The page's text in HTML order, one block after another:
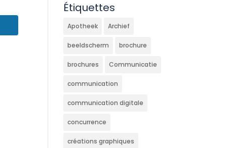
Étiquettes
Apotheek Archief
beeldscherm brochure
brochures Communicatie
communication
communication digitale
concurrence
créations graphiques